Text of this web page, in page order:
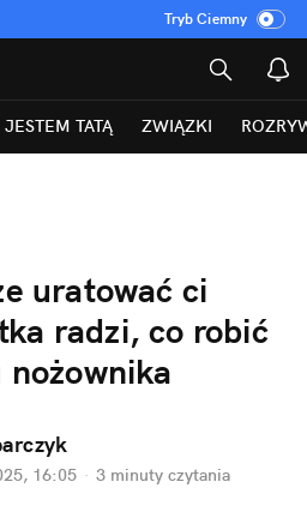
Tryb Ciemny
JESTEM TATĄ ZWIĄZKI
uratować ci
radzi, co robić
nożownika
16:05 · 3 minuty czytania